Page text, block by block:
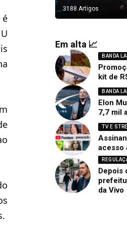
3188 Artigos
Em alta 📈
BANDA
kit de
BANDA
Elon
7,7 mil
TV E
acesso
Depois
da Vivo